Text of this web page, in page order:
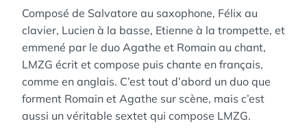
Composé de Salvatore au saxophone, Félix au
clavier, Lucien à la basse, Etienne à la trompette, et
emmené par le duo Agathe et Romain au chant,
LMZG écrit et compose puis chante en français,
comme en anglais. C’est tout d’abord un duo que
forment Romain et Agathe sur scène, mais c’est
aussi un véritable sextet qui compose LMZG.